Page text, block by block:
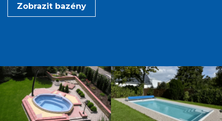
Zobrazit bazény